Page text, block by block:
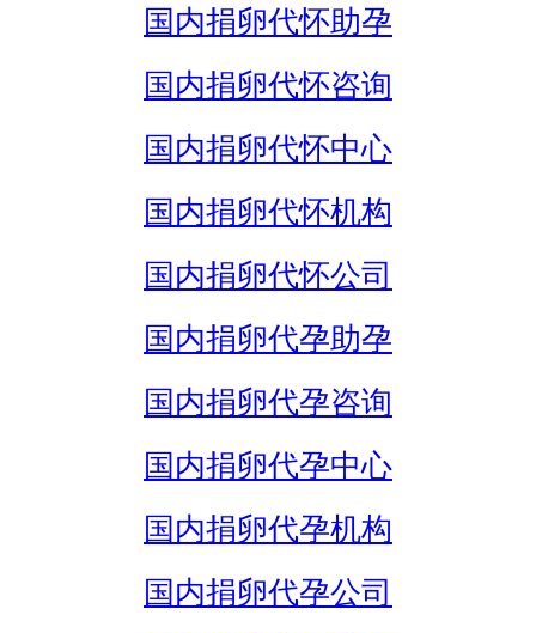
国内捐卵代怀助孕
国内捐卵代怀咨询
国内捐卵代怀中心
国内捐卵代怀机构
国内捐卵代怀公司
国内捐卵代孕助孕
国内捐卵代孕咨询
国内捐卵代孕中心
国内捐卵代孕机构
国内捐卵代孕公司